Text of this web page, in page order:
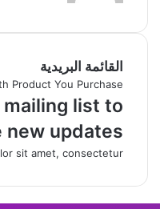
القائمة البريدية
Product You Purchase
list to
updates!
sit amet, consectetur.